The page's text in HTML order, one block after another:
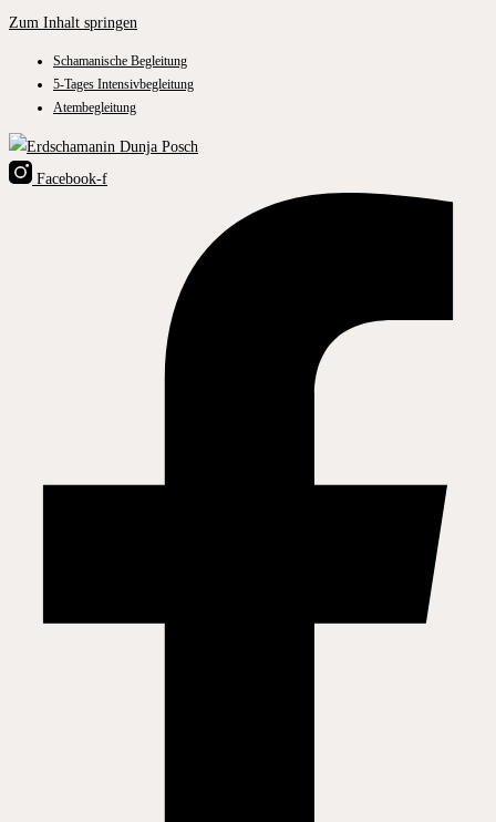
Zum Inhalt springen
Schamanische Begleitung
5-Tages Intensivbegleitung
Atembegleitung
Facebook-f